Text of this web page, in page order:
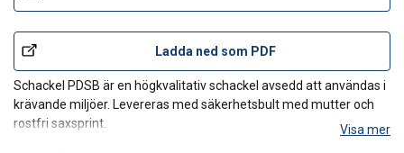
Ladda ned som PDF
Schackel PDSB är en högkvalitativ schackel avsedd att användas i
krävande miljöer. Levereras med säkerhetsbult med mutter och
rostfri saxsprint.
Visa mer